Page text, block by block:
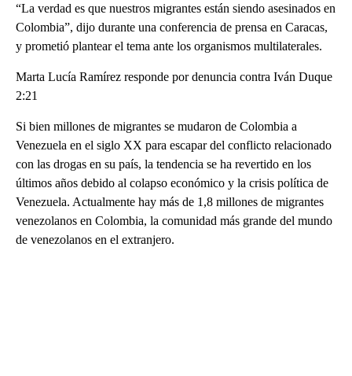
“La verdad es que nuestros migrantes están siendo asesinados en
Colombia”, dijo durante una conferencia de prensa en Caracas,
y prometió plantear el tema ante los organismos multilaterales.
Marta Lucía Ramírez responde por denuncia contra Iván Duque
2:21
Si bien millones de migrantes se mudaron de Colombia a
Venezuela en el siglo XX para escapar del conflicto relacionado
con las drogas en su país, la tendencia se ha revertido en los
últimos años debido al colapso económico y la crisis política de
Venezuela. Actualmente hay más de 1,8 millones de migrantes
venezolanos en Colombia, la comunidad más grande del mundo
de venezolanos en el extranjero.